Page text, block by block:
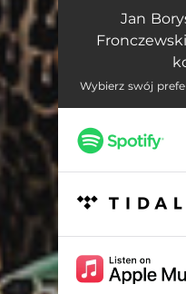
Nie wierz
Jan
Wybierz swój